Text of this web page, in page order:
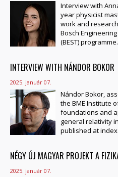
Interview with
year physicist
work and
Bosch
(BEST) programme.
INTERVIEW WITH NÁNDOR BOKOR
2025. január 07.
Nándor Bokor,
the BME Institute
foundations and
general relativity
published at
NÉGY ÚJ MAGYAR PROJEKT A
2025. január 07.